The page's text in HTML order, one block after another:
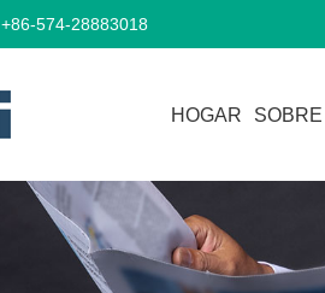
+86-574-28883018
HOGAR